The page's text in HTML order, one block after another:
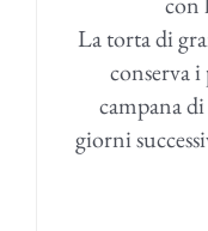
La torta di
conserva
campana
giorni